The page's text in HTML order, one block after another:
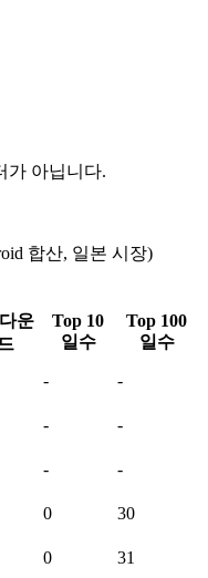
가 아닙니다.
합산, 일본 시장)
운
Top 10
일수
Top 100
일수
-
-
-
-
-
-
0
30
0
31